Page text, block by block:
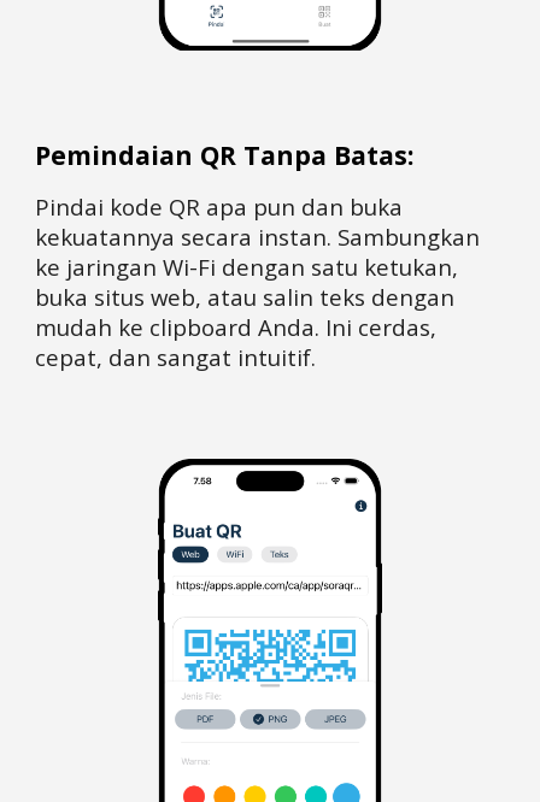
Pemindaian QR Tanpa Batas:
Pindai kode QR apa pun dan buka
kekuatannya secara instan. Sambungkan
ke jaringan Wi-Fi dengan satu ketukan,
buka situs web, atau salin teks dengan
mudah ke clipboard Anda. Ini cerdas,
cepat, dan sangat intuitif.